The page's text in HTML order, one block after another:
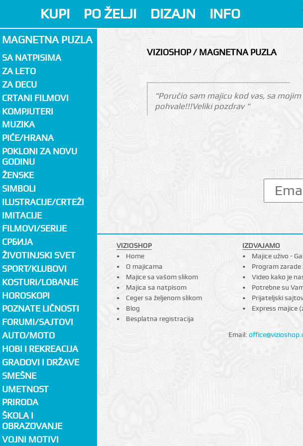
KUPI PO ŽELJI DIZAJN INFO
MAGNETNA PUZLA
SA NATPISIMA
ZA LETO
ZA DECU
CRTANI FILMOVI
KOMPJUTERI
MUZIKA
PIĆE/HRANA
POKLONI ZA NOVU
GODINU
ŽENSKE
SIMBOLI
ILUSTRACIJE/CRTEŽI
IMITACIJE
FILMOVI/SERIJE
СРБИЈА
ŽIVOTINJSKI SVET
SPORT/KLUBOVI
KOSTURI/LOBANJE
HOROSKOPI
POZNATE LIČNOSTI
FORUMI/SAJTOVI
AUTO/MOTO
HOBI I REKREACIJA
GRADOVI I DRŽAVE
SMEŠNE
UMETNOST
PRIRODA
ŠKOLA I
OBRAZOVANJE
VOJNI MOTIVI
VIZIOSHOP / MAGNETNA PUZLA
"Poručio sam majicu kod vas, sa
pohvale!!!Veliki pozdrav "
VIZIOSHOP
Home
O majicama
Majice sa vašom slikom
Majica sa natpisom
Ceger sa željenom slikom
Blog
Besplatna registracija
IZDVAJAMO
Majice uživo -
Program zarade
Video kako je
Potrebne su
Prijateljski
Express majice
Email: